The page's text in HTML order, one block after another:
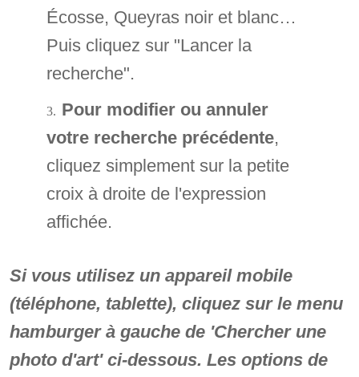
Écosse, Queyras noir et blanc…
Puis cliquez sur "Lancer la
recherche".
Pour modifier ou annuler
votre recherche précédente,
cliquez simplement sur la petite
croix à droite de l'expression
affichée.
Si vous utilisez un appareil mobile
(téléphone, tablette), cliquez sur le menu
hamburger à gauche de 'Chercher une
photo d'art' ci-dessous. Les options de